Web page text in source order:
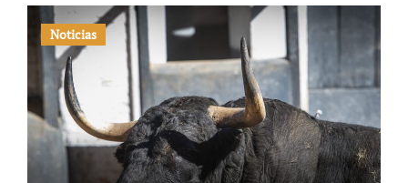
Noticias